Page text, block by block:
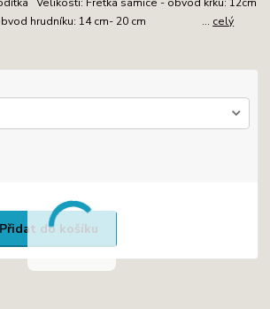
Velikosti: Fretka samice - obvod krku: 12cm
14 cm- 20 cm ... celý
Přidat do košíku